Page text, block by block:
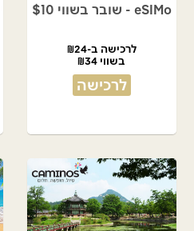
eSIMo - שובר בשווי $10
לרכישה ב-₪24
בשווי ₪34
לרכישה